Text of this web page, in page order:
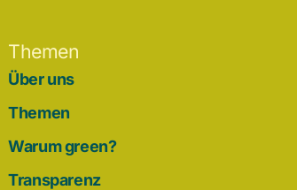
Themen
Über uns
Themen
Warum green?
Transparenz